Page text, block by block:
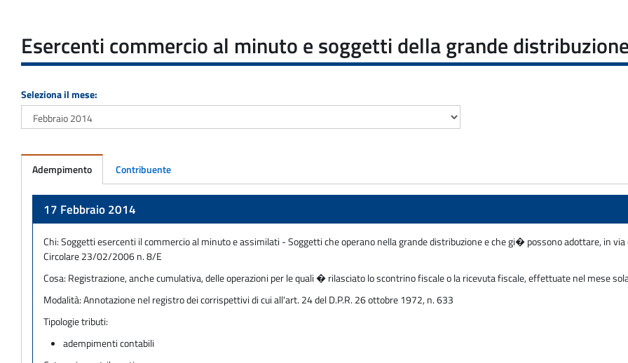
Esercenti commercio al minuto e soggetti della grande
Seleziona il mese:
Adempimento Contribuente
17 Febbraio 2014
Chi:Soggetti esercenti il commercio al minuto e assimilati - Soggetti che operano nella grande distribuzione e che gi� possono adottare, in
Circolare 23/02/2006 n. 8/E
Cosa: Registrazione, anche cumulativa, delle operazioni per le quali � rilasciato lo scontrino fiscale o la ricevuta fiscale, effettuate nel mese
Modalità:Annotazione nel registro dei corrispettivi di cui all'art. 24 del D.P.R. 26 ottobre 1972, n. 633
Tipologie tributi:
adempimenti contabili